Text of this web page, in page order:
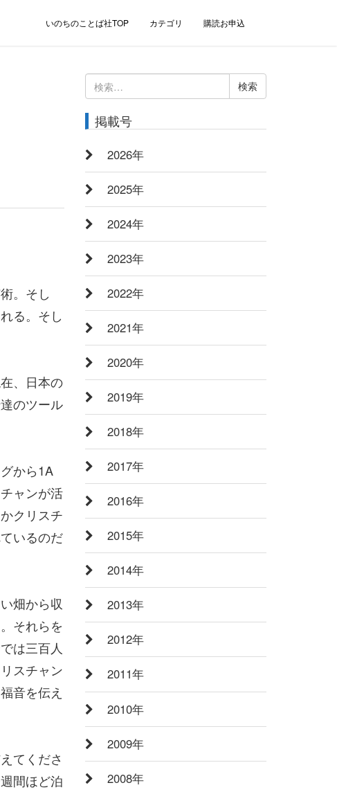
いのちのことば社TOP カテゴリ 購読お申込
。そし
る。そし
、日本の
のツール
から1A
ャンが活
クリスチ
いるのだ
畑から収
それらを
は三百人
スチャン
音を伝え
てくださ
間ほど泊
検
索:
掲載号
2026年
2025年
2024年
2023年
2022年
2021年
2020年
2019年
2018年
2017年
2016年
2015年
2014年
2013年
2012年
2011年
2010年
2009年
2008年